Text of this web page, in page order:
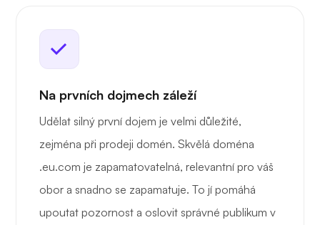
Na prvních dojmech záleží
Udělat silný první dojem je velmi důležité,
zejména při prodeji domén. Skvělá doména
.eu.com je zapamatovatelná, relevantní pro váš
obor a snadno se zapamatuje. To jí pomáhá
upoutat pozornost a oslovit správné publikum v